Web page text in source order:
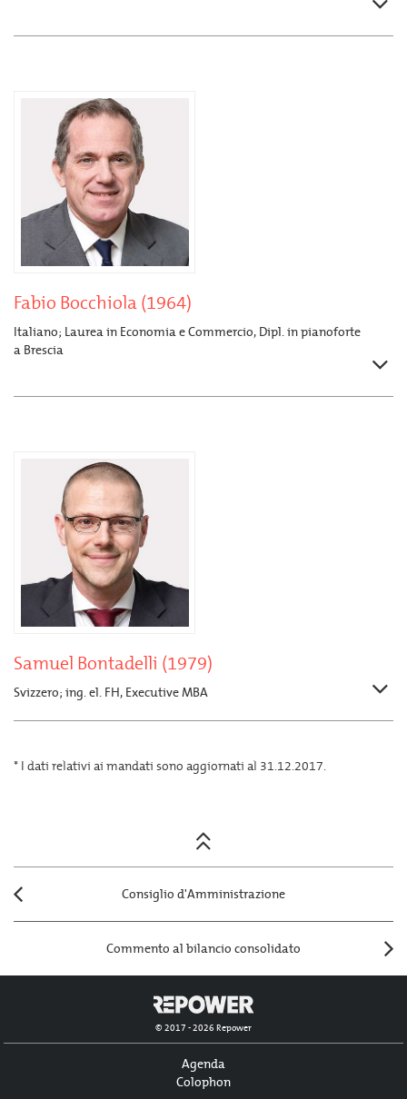
Fabio Bocchiola (1964)
Italiano; Laurea in Economia e Commercio, Dipl. in pianoforte
a Brescia
Samuel Bontadelli (1979)
Svizzero; ing. el. FH, Executive MBA
* I dati relativi ai mandati sono aggiornati al 31.12.2017.
navigation
Consiglio d'Amministrazione
Commento al bilancio consolidato
© 2017 - 2026 Repower
Agenda
Colophon